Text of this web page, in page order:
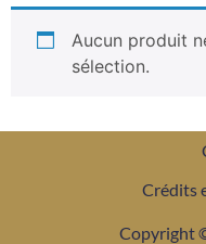
Aucun produit
sélection.
Crédits
Copyright